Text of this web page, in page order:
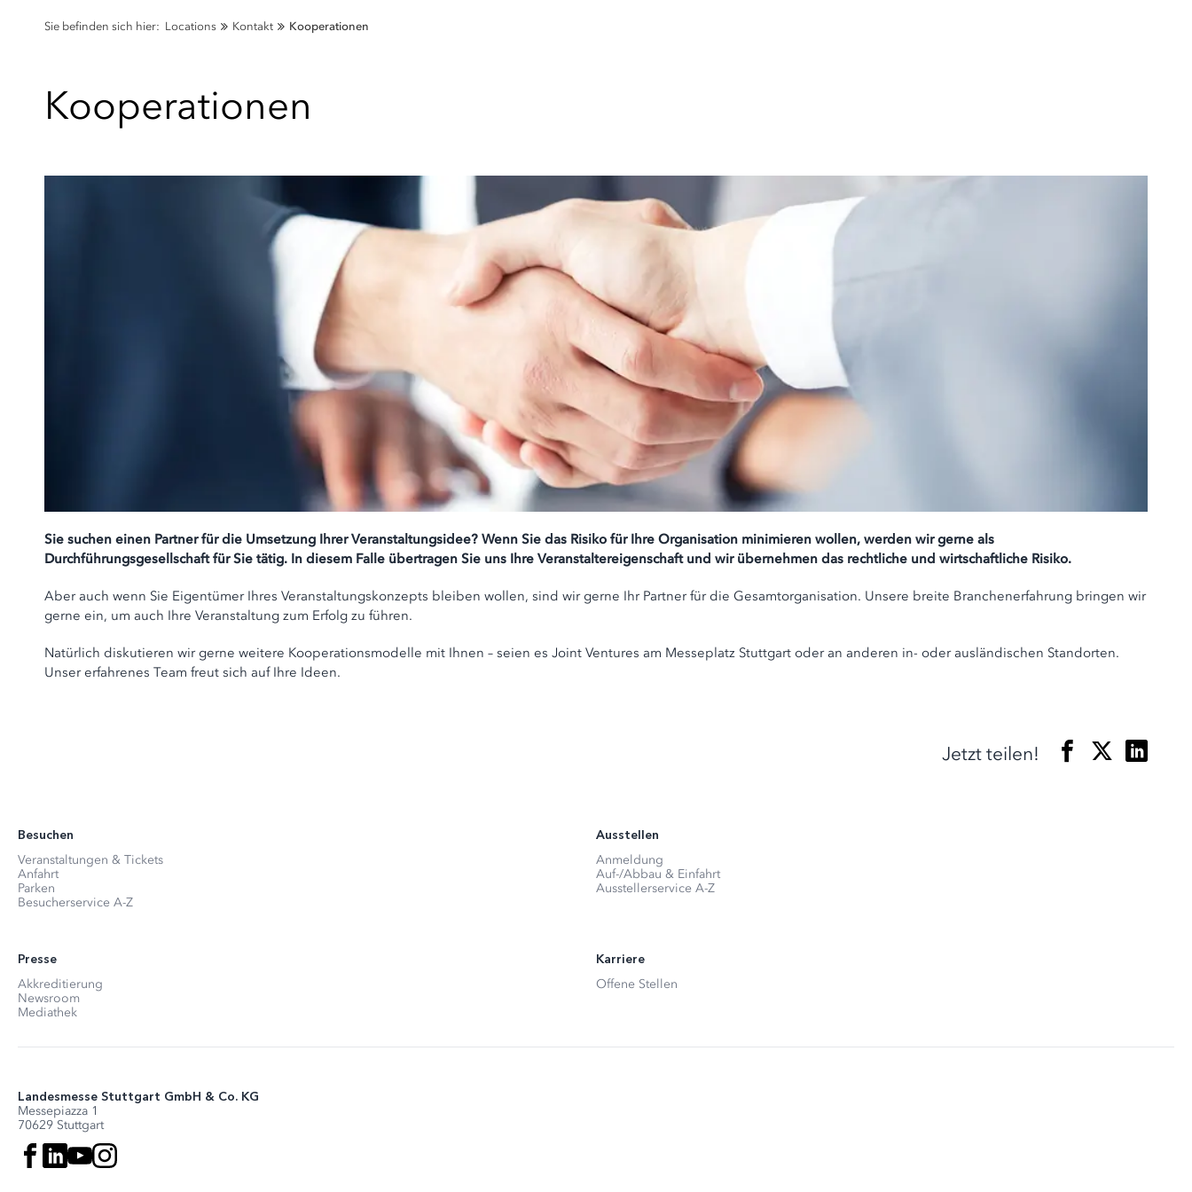
Sie befinden sich hier: Locations Kontakt Kooperationen
Kooperationen
Sie suchen einen Partner für die Umsetzung Ihrer Veranstaltungsidee? Wenn Sie das Risiko für Ihre Organisation minimieren wollen, werden wir gerne als
Durchführungsgesellschaft für Sie tätig. In diesem Falle übertragen Sie uns Ihre Veranstaltereigenschaft und wir übernehmen das rechtliche und wirtschaftliche Risiko.
Aber auch wenn Sie Eigentümer Ihres Veranstaltungskonzepts bleiben wollen, sind wir gerne Ihr Partner für die Gesamtorganisation. Unsere breite Branchenerfahrung bringen wir
gerne ein, um auch Ihre Veranstaltung zum Erfolg zu führen.
Natürlich diskutieren wir gerne weitere Kooperationsmodelle mit Ihnen – seien es Joint Ventures am Messeplatz Stuttgart oder an anderen in- oder ausländischen Standorten.
Unser erfahrenes Team freut sich auf Ihre Ideen.
Jetzt teilen!
Besuchen
Veranstaltungen & Tickets
Anfahrt
Parken
Besucherservice A-Z
Ausstellen
Anmeldung
Auf-/Abbau & Einfahrt
Ausstellerservice A-Z
Presse
Akkreditierung
Newsroom
Mediathek
Karriere
Offene Stellen
Landesmesse Stuttgart GmbH & Co. KG
Messepiazza 1
70629 Stuttgart